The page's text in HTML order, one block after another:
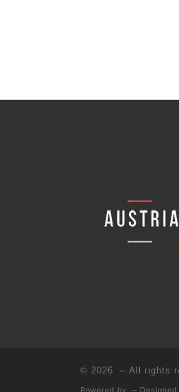
© 2026 – All rights
Powered by – Designed